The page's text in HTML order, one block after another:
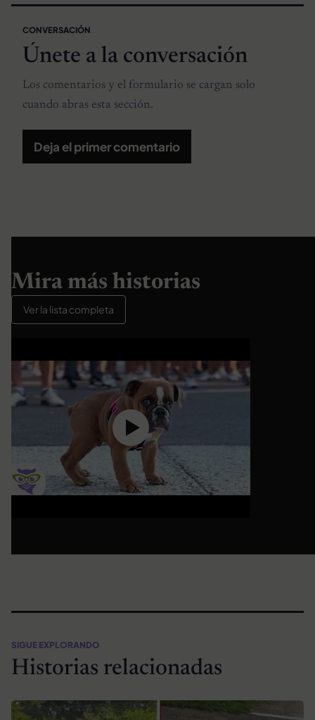
CONVERSACIÓN
Únete a la conversación
Los comentarios y el formulario se cargan solo
cuando abras esta sección.
Deja el primer comentario
Mira más historias
Ver la lista completa
SIGUE EXPLORANDO
Historias relacionadas